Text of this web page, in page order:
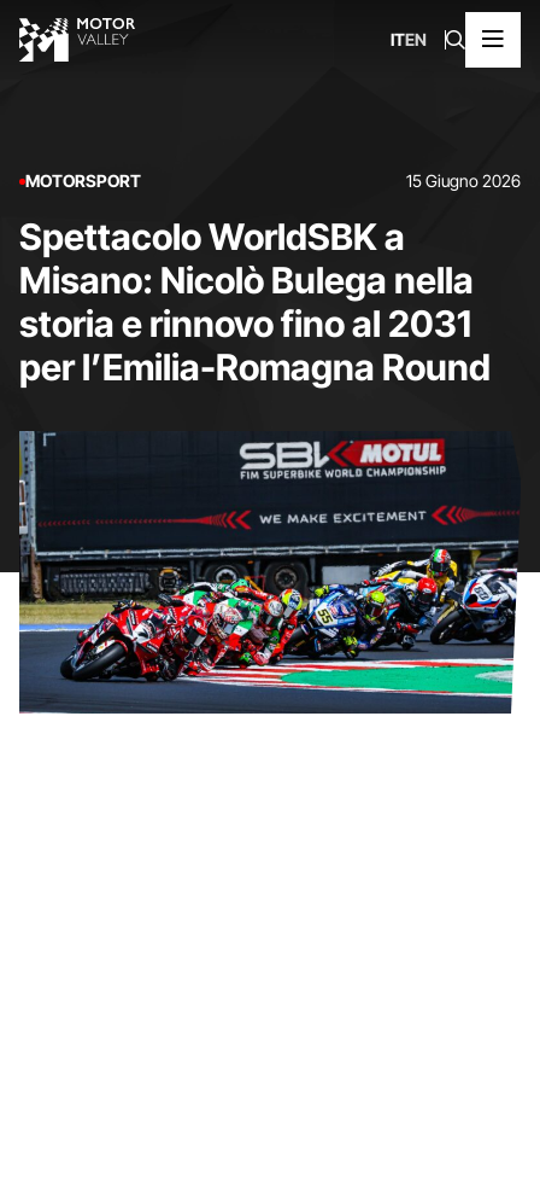
ITEN
MOTORSPORT 15 Giugno 2026
Spettacolo WorldSBK a
Misano: Nicolò Bulega nella
storia e rinnovo fino al 2031
per l’Emilia-Romagna Round